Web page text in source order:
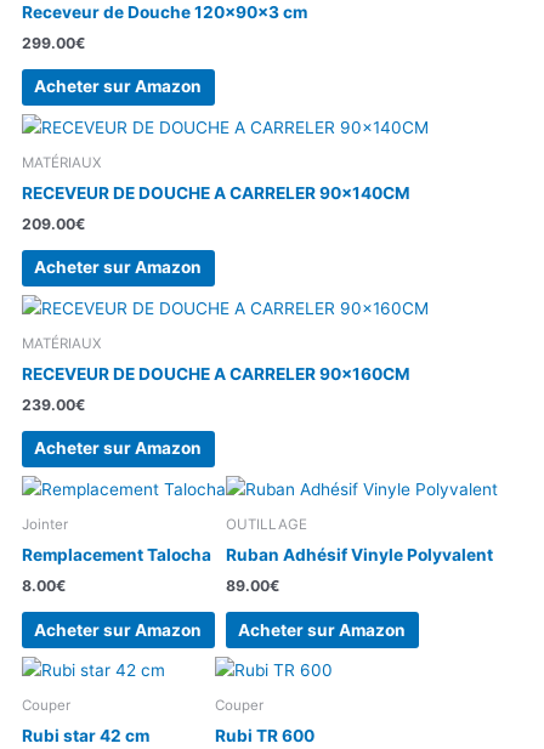
Receveur de Douche 120x90x3 cm
299.00€
Acheter sur Amazon
MATÉRIAUX
RECEVEUR DE DOUCHE A CARRELER 90x140CM
209.00€
Acheter sur Amazon
MATÉRIAUX
RECEVEUR DE DOUCHE A CARRELER 90x160CM
239.00€
Acheter sur Amazon
Jointer
Remplacement Talocha
8.00€
Acheter sur Amazon
OUTILLAGE
Ruban Adhésif Vinyle Polyvalent
89.00€
Acheter sur Amazon
Couper
Rubi star 42 cm
Couper
Rubi TR 600